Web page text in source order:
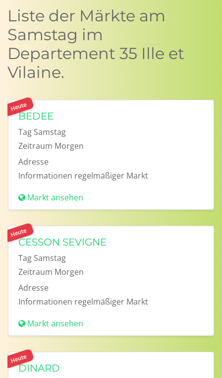
Liste der Märkte am
Samstag im
Departement 35 Ille et
Vilaine.
Heute
BEDEE
Tag Samstag
Zeitraum Morgen
Adresse
Informationen regelmäßiger Markt
Markt ansehen
Heute
CESSON SEVIGNE
Tag Samstag
Zeitraum Morgen
Adresse
Informationen regelmäßiger Markt
Markt ansehen
Heute
DINARD